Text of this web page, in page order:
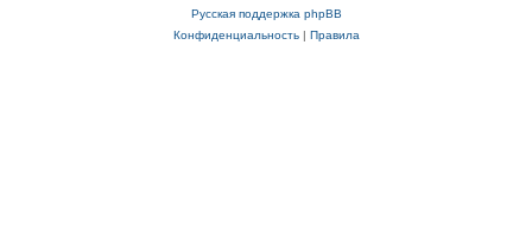
Русская поддержка phpBB
Конфиденциальность| Правила